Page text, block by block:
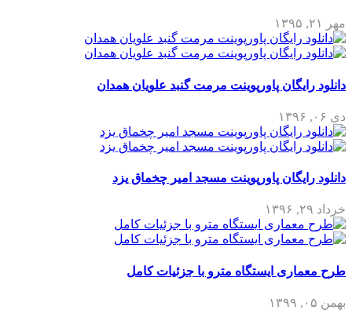
مهر ۲۱, ۱۳۹۵
دانلود رایگان پاورپوینت مرمت گنبد علویان همدان
دی ۰۶, ۱۳۹۶
دانلود رایگان پاورپوینت مسجد امیر چخماق یزد
خرداد ۲۹, ۱۳۹۶
طرح معماری ایستگاه مترو با جزئیات کامل
بهمن ۰۵, ۱۳۹۹